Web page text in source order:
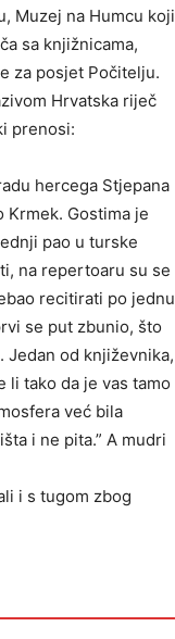
Muzej na Humcu koji
sa knjižnicama,
za posjet Počitelju.
Hrvatska riječ
prenosi:
hercega Stjepana
Krmek. Gostima je
pao u turske
na repertoaru su se
recitirati po jednu
se put zbunio, što
Jedan od književnika,
li tako da je vas tamo
već bila
i ne pita.” A mudri
i s tugom zbog